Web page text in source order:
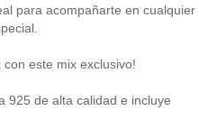
para acompañarte en cualquier
este mix exclusivo!
925 de alta calidad e incluye